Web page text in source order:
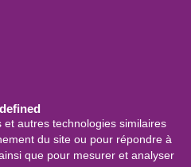
autres technologies similaires
du site ou pour répondre à
que pour mesurer et analyser